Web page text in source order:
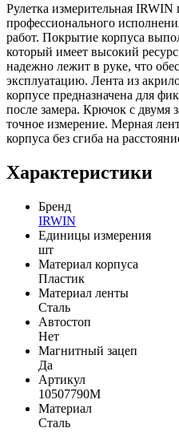
Рулетка измерительная IRWIN
профессионального
работ. Покрытие корпуса
который имеет высокий
надежно лежит в руке, что
эксплуатацию. Лента из
корпусе предназначена для
после замера. Крючок с двумя
точное измерение. Мерная
корпуса без сгиба на
Характеристики
Бренд
IRWIN
Единицы измерения
шт
Материал корпуса
Пластик
Материал ленты
Сталь
Автостоп
Нет
Магнитный зацеп
Да
Артикул
10507790М
Материал
Сталь